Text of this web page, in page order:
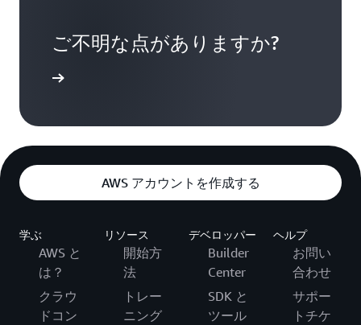
ご不明な点がありますか?
AWS アカウントを作成する
学ぶ
AWS と
は？
クラウ
ドコン
リソース
開始方
法
トレー
ニング
デベロッパー
Builder
Center
SDK と
ツール
ヘルプ
お問い
合わせ
サポー
トチケ